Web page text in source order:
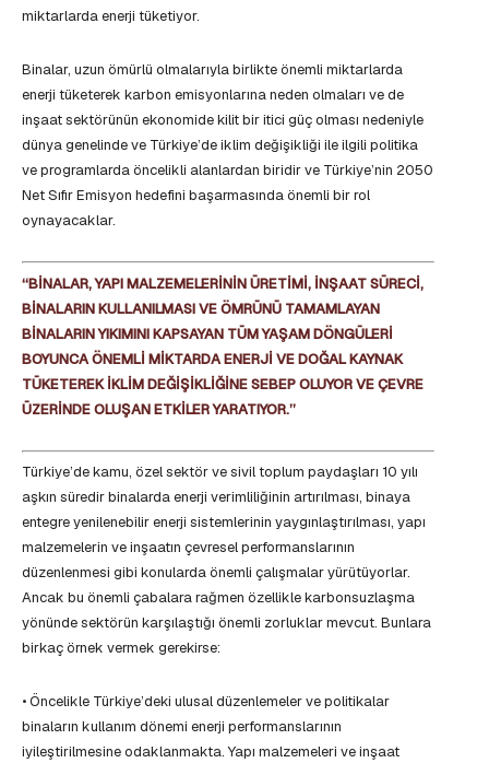
miktarlarda enerji tüketiyor.
Binalar, uzun ömürlü olmalarıyla birlikte önemli miktarlarda
enerji tüketerek karbon emisyonlarına neden olmaları ve de
inşaat sektörünün ekonomide kilit bir itici güç olması nedeniyle
dünya genelinde ve Türkiye’de iklim değişikliği ile ilgili politika
ve programlarda öncelikli alanlardan biridir ve Türkiye’nin 2050
Net Sıfır Emisyon hedefini başarmasında önemli bir rol
oynayacaklar.
‘‘BİNALAR, YAPI MALZEMELERİNİN ÜRETİMİ, İNŞAAT SÜRECİ,
BİNALARIN KULLANILMASI VE ÖMRÜNÜ TAMAMLAYAN
BİNALARIN YIKIMINI KAPSAYAN TÜM YAŞAM DÖNGÜLERİ
BOYUNCA ÖNEMLİ MİKTARDA ENERJİ VE DOĞAL KAYNAK
TÜKETEREK İKLİM DEĞİŞİKLİĞİNE SEBEP OLUYOR VE ÇEVRE
ÜZERİNDE OLUŞAN ETKİLER YARATIYOR.’’
Türkiye’de kamu, özel sektör ve sivil toplum paydaşları 10 yılı
aşkın süredir binalarda enerji verimliliğinin artırılması, binaya
entegre yenilenebilir enerji sistemlerinin yaygınlaştırılması, yapı
malzemelerin ve inşaatın çevresel performanslarının
düzenlenmesi gibi konularda önemli çalışmalar yürütüyorlar.
Ancak bu önemli çabalara rağmen özellikle karbonsuzlaşma
yönünde sektörün karşılaştığı önemli zorluklar mevcut. Bunlara
birkaç örnek vermek gerekirse:
• Öncelikle Türkiye’deki ulusal düzenlemeler ve politikalar
binaların kullanım dönemi enerji performanslarının
iyileştirilmesine odaklanmakta. Yapı malzemeleri ve inşaat